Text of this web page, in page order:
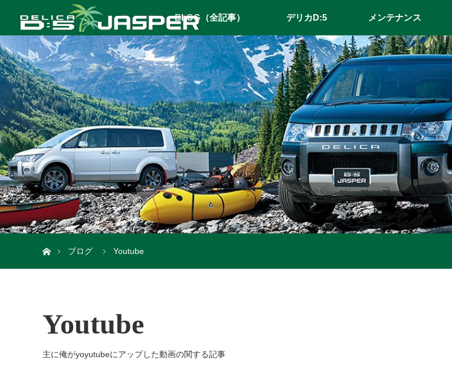
BLOG（全記事） デリカD:5 メンテナンス
ブログ
Youtube
Youtube
主に俺がyoyutubeにアップした動画の関する記事